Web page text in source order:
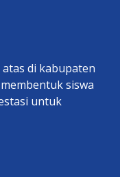
di kabupaten
siswa
untuk